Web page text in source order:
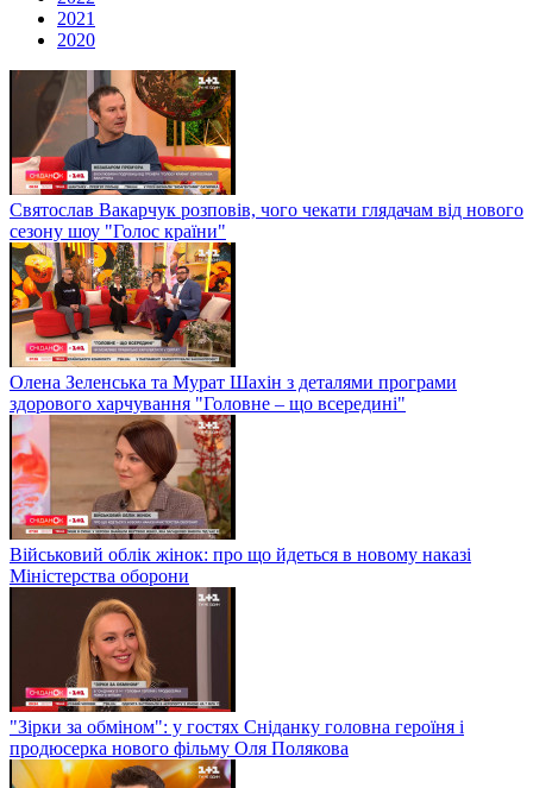
2021
2020
Святослав Вакарчук розповів, чого чекати глядачам від нового
сезону шоу "Голос країни"
Олена Зеленська та Мурат Шахін з деталями програми
здорового харчування "Головне – що всередині"
Військовий облік жінок: про що йдеться в новому наказі
Міністерства оборони
"Зірки за обміном": у гостях Сніданку головна героїня і
продюсерка нового фільму Оля Полякова